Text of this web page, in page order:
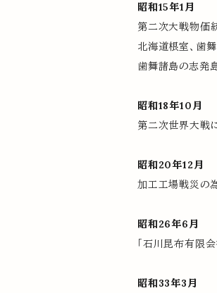
昭和15年1月
第二次大戦物価
北海道根室、歯
歯舞諸島の志発
昭和18年10月
第二次世界大戦
昭和20年12月
加工工場戦災の
昭和26年6月
「石川昆布有限
昭和33年3月